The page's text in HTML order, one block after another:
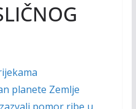
planete Zemlje